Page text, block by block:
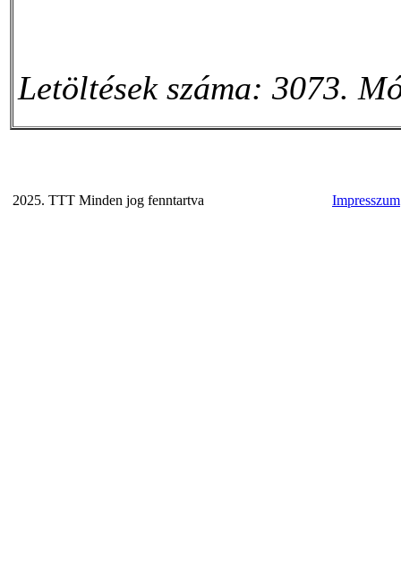
Letöltések száma: 3073.
2025. TTT Minden jog fenntartva Impresszum